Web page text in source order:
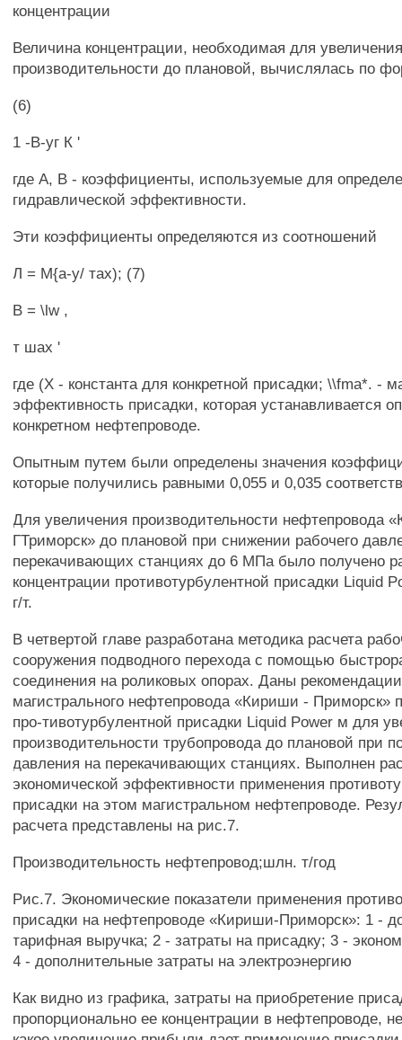
концентрации
Величина концентрации, необходимая для
производительности до плановой, вычислялась по
(6)
1 -В-уг К '
где А, В - коэффициенты, используемые для
гидравлической эффективности.
Эти коэффициенты определяются из соотношений
Л = М{а-у/ тах); (7)
В = \lw ,
т шах '
где (X - константа для конкретной присадки; \\fma*. -
эффективность присадки, которая устанавливается
конкретном нефтепроводе.
Опытным путем были определены значения
которые получились равными 0,055 и 0,035
Для увеличения производительности нефтепровода
ГТриморск» до плановой при снижении рабочего
перекачивающих станциях до 6 МПа было получено
концентрации противотурбулентной присадки Liquid
г/т.
В четвертой главе разработана методика расчета
сооружения подводного перехода с помощью
соединения на роликовых опорах. Даны
магистрального нефтепровода «Кириши - Приморск»
про-тивотурбулентной присадки Liquid Power м для
производительности трубопровода до плановой при
давления на перекачивающих станциях. Выполнен
экономической эффективности применения
присадки на этом магистральном нефтепроводе.
расчета представлены на рис.7.
Производительность нефтепровод;шлн. т/год
Рис.7. Экономические показатели применения
присадки на нефтепроводе «Кириши-Приморск»: 1 -
тарифная выручка; 2 - затраты на присадку; 3 -
4 - дополнительные затраты на электроэнергию
Как видно из графика, затраты на приобретение
пропорционально ее концентрации в нефтепроводе,